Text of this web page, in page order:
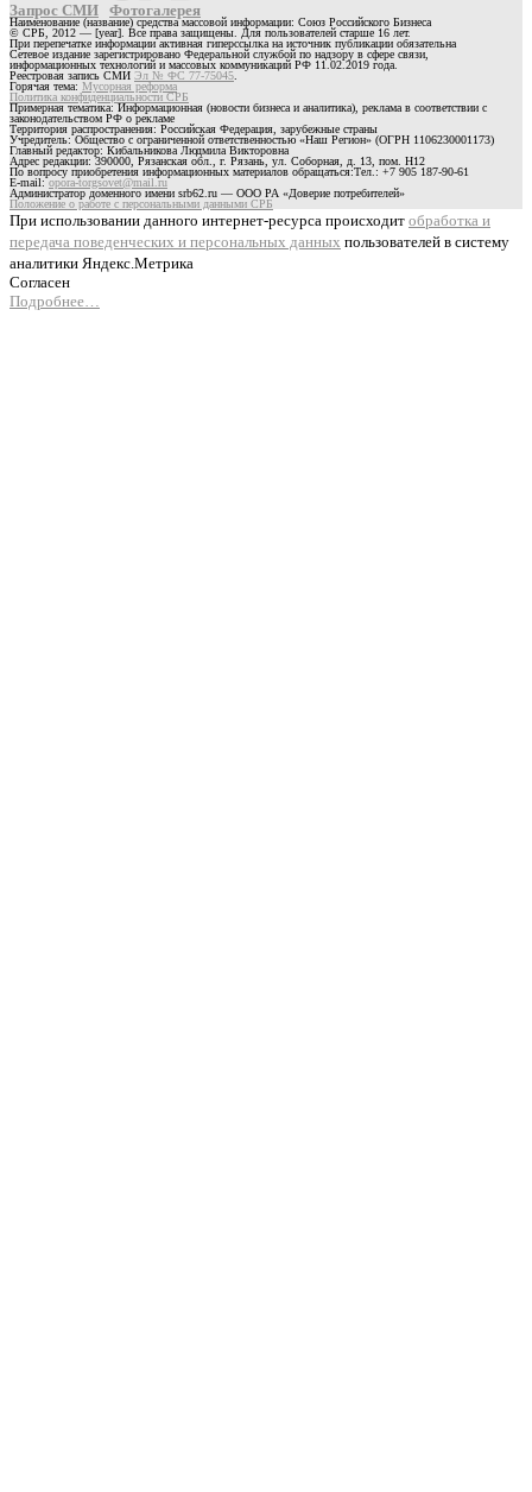
Запрос СМИ Фотогалерея
Наименование (название) средства массовой информации: Союз Российского Бизнеса
© СРБ, 2012 — [year]. Все права защищены. Для пользователей старше 16 лет.
При перепечатке информации активная гиперссылка на источник публикации обязательна
Сетевое издание зарегистрировано Федеральной службой по надзору в сфере связи,
информационных технологий и массовых коммуникаций РФ 11.02.2019 года.
Реестровая запись СМИ Эл № ФС 77-75045
Горячая тема: Мусорная реформа
Политика конфиденциальности СРБ
Примерная тематика: Информационная (новости бизнеса и аналитика), реклама в соответствии с
законодательством РФ о рекламе
Территория распространения: Российская Федерация, зарубежные страны
Учредитель: Общество с ограниченной ответственностью «Наш Регион» (ОГРН 1106230001173)
Главный редактор: Кибальникова Людмила Викторовна
Адрес редакции: 390000, Рязанская обл., г. Рязань, ул. Соборная, д. 13, пом. Н12
По вопросу приобретения информационных материалов обращаться:Тел.: +7 905 187-90-61
E-mail:opora-torgsovet@mail.ru
Администратор доменного имени srb62.ru — ООО РА «Доверие потребителей»
Положение о работе с персональными данными СРБ
При использовании данного интернет-ресурса происходит обработка и
передача поведенческих и персональных данных пользователей в систему
аналитики Яндекс.Метрика
Согласен
Подробнее…